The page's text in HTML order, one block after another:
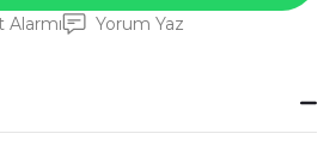
Alarmı Yorum Yaz